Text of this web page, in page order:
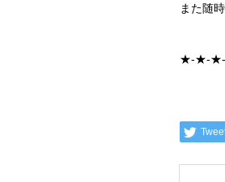
また随
★-★-